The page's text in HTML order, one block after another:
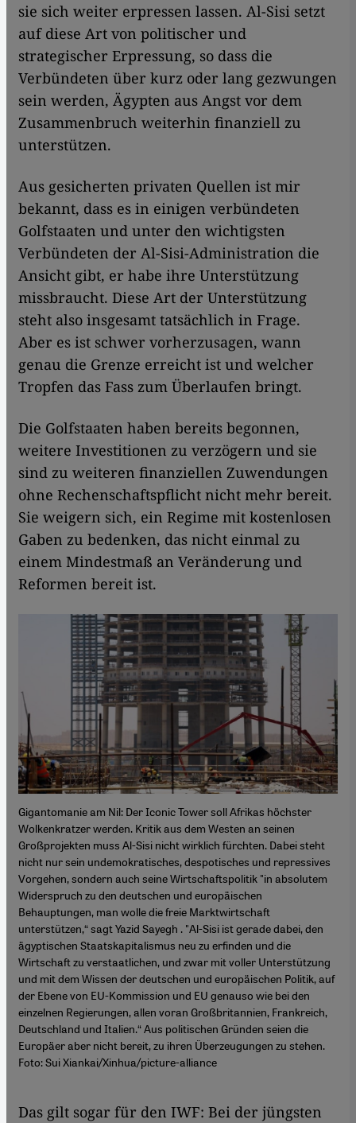
sie sich weiter erpressen lassen. Al-Sisi setzt
auf diese Art von politischer und
strategischer Erpressung, so dass die
Verbündeten über kurz oder lang gezwungen
sein werden, Ägypten aus Angst vor dem
Zusammenbruch weiterhin finanziell zu
unterstützen.
Aus gesicherten privaten Quellen ist mir
bekannt, dass es in einigen verbündeten
Golfstaaten und unter den wichtigsten
Verbündeten der Al-Sisi-Administration die
Ansicht gibt, er habe ihre Unterstützung
missbraucht. Diese Art der Unterstützung
steht also insgesamt tatsächlich in Frage.
Aber es ist schwer vorherzusagen, wann
genau die Grenze erreicht ist und welcher
Tropfen das Fass zum Überlaufen bringt.
Die Golfstaaten haben bereits begonnen,
weitere Investitionen zu verzögern und sie
sind zu weiteren finanziellen Zuwendungen
ohne Rechenschaftspflicht nicht mehr bereit.
Sie weigern sich, ein Regime mit kostenlosen
Gaben zu bedenken, das nicht einmal zu
einem Mindestmaß an Veränderung und
Reformen bereit ist.
Gigantomanie am Nil: Der Iconic Tower soll Afrikas höchster
Wolkenkratzer werden. Kritik aus dem Westen an seinen
Großprojekten muss Al-Sisi nicht wirklich fürchten. Dabei steht
nicht nur sein undemokratisches, despotisches und repressives
Vorgehen, sondern auch seine Wirtschaftspolitik "in absolutem
Widerspruch zu den deutschen und europäischen
Behauptungen, man wolle die freie Marktwirtschaft
unterstützen,“ sagt Yazid Sayegh . "Al-Sisi ist gerade dabei, den
ägyptischen Staatskapitalismus neu zu erfinden und die
Wirtschaft zu verstaatlichen, und zwar mit voller Unterstützung
und mit dem Wissen der deutschen und europäischen Politik, auf
der Ebene von EU-Kommission und EU genauso wie bei den
einzelnen Regierungen, allen voran Großbritannien, Frankreich,
Deutschland und Italien.“ Aus politischen Gründen seien die
Europäer aber nicht bereit, zu ihren Überzeugungen zu stehen.
Foto: Sui Xiankai/Xinhua/picture-alliance
Das gilt sogar für den IWF: Bei der jüngsten